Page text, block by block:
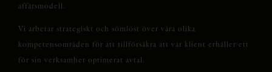
affärsmodell.
Vi arbetar strategiskt och sömlöst över våra olika
kompetensområden för att tillförsäkra att vår klient erhåller ett
för sin verksamhet optimerat avtal.